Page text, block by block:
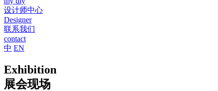
设计师中心
Designer
联系我们
contact
中 EN
Exhibition
展会现场